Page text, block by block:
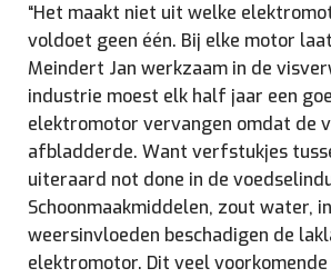
“Het maakt niet uit welke
voldoet geen één. Bij elke motor
Meindert Jan werkzaam in de
industrie moest elk half jaar een
elektromotor vervangen omdat de
afbladderde. Want verfstukjes
uiteraard not done in de
Schoonmaakmiddelen, zout water,
weersinvloeden beschadigen de
elektromotor. Dit veel